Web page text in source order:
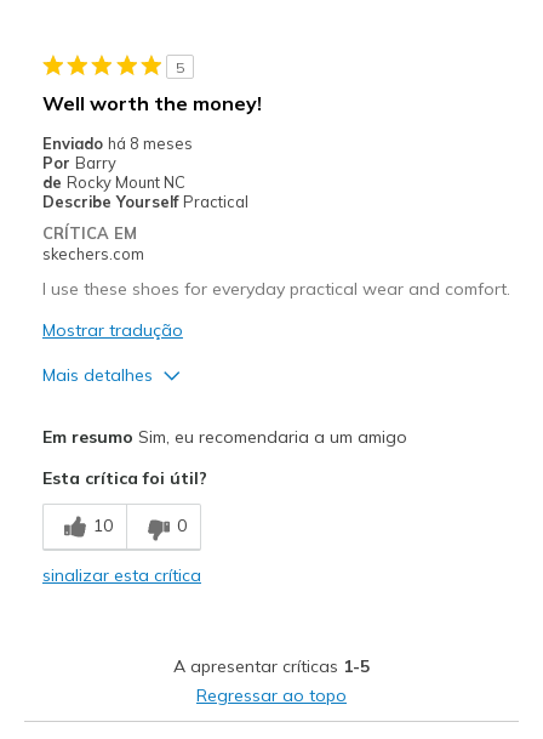
Sizing
Feels half size too small
View On Shoes
I'm Really Into Shoes
5
Well worth the money!
Enviado há 8 meses
Por Barry
de Rocky Mount NC
Describe Yourself Practical
CRÍTICA EM
skechers.com
I use these shoes for everyday practical wear and comfort.
Mostrar tradução
Mais detalhes
Breathe Well
Comfortable
Melhores utilizações
Casual Wear
Em resumo Sim, eu recomendaria a um amigo
Esta crítica foi útil?
10 0
sinalizar esta crítica
A apresentar críticas 1-5
Regressar ao topo